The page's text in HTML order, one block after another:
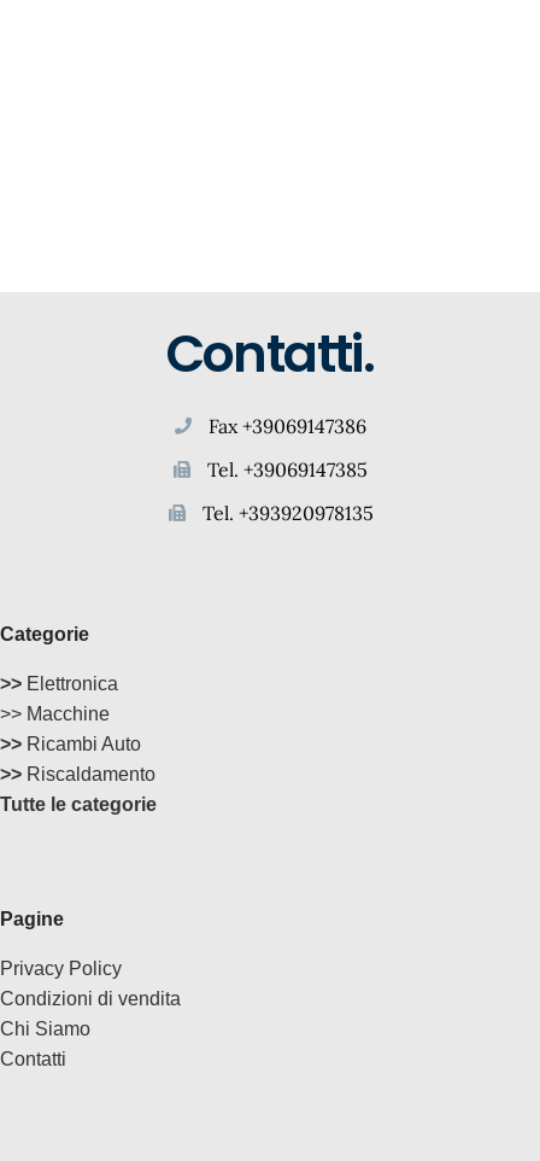
Contatti.
Fax +39069147386
Tel. +39069147385
Tel. +393920978135
Categorie
>> Elettronica
>> Macchine
>> Ricambi Auto
>> Riscaldamento
Tutte le categorie
Pagine
Privacy Policy
Condizioni di vendita
Chi Siamo
Contatti